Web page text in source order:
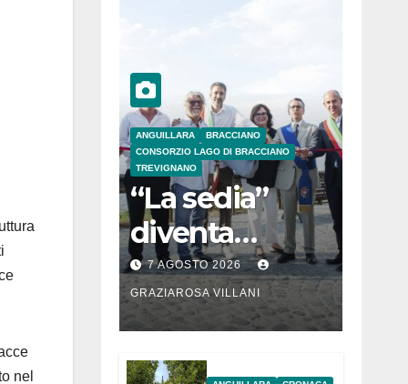
nel
ANGUILLARA
BRACCIANO
CONSORZIO LAGO DI BRACCIANO
TREVIGNANO
“La sedia”
diventa
Belvedere sul
lago di
Bracciano: ieri
l’inaugurazion
7 AGOSTO 2026
GRAZIAROSA VILLANI